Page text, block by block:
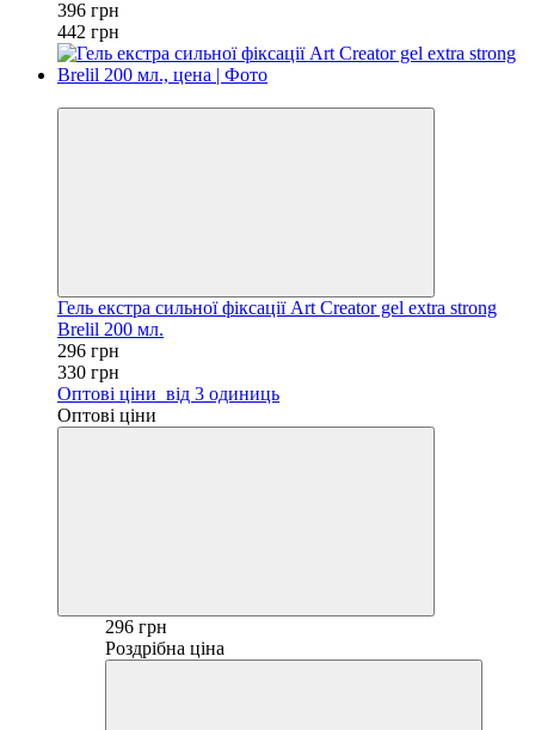
396 грн
442 грн
Гель екстра сильної фіксації Art Creator gel extra strong
Brelil 200 мл.
296 грн
330 грн
Оптові ціни від 3 одиниць
Оптові ціни
296 грн
Роздрібна ціна